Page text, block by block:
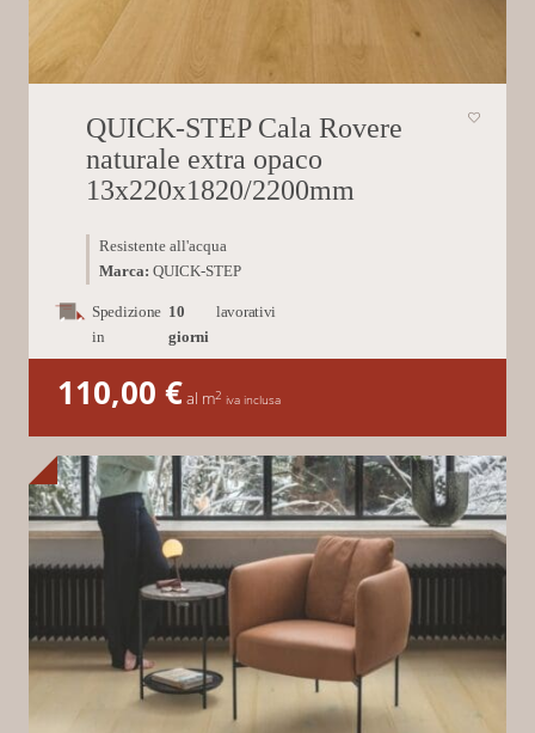
QUICK-STEP Cala Rovere
naturale extra opaco
13x220x1820/2200mm
Resistente all'acqua
Marca: QUICK-STEP
Spedizione
in
10
giorni
lavorativi
110,00 €al m2 iva inclusa